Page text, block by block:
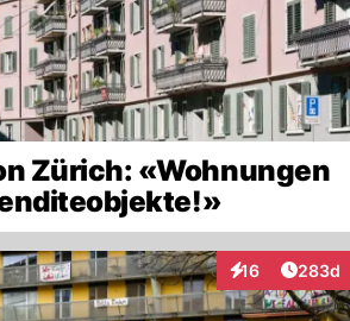
Zürich: «Wohnungen
16
Interaktionen
283d